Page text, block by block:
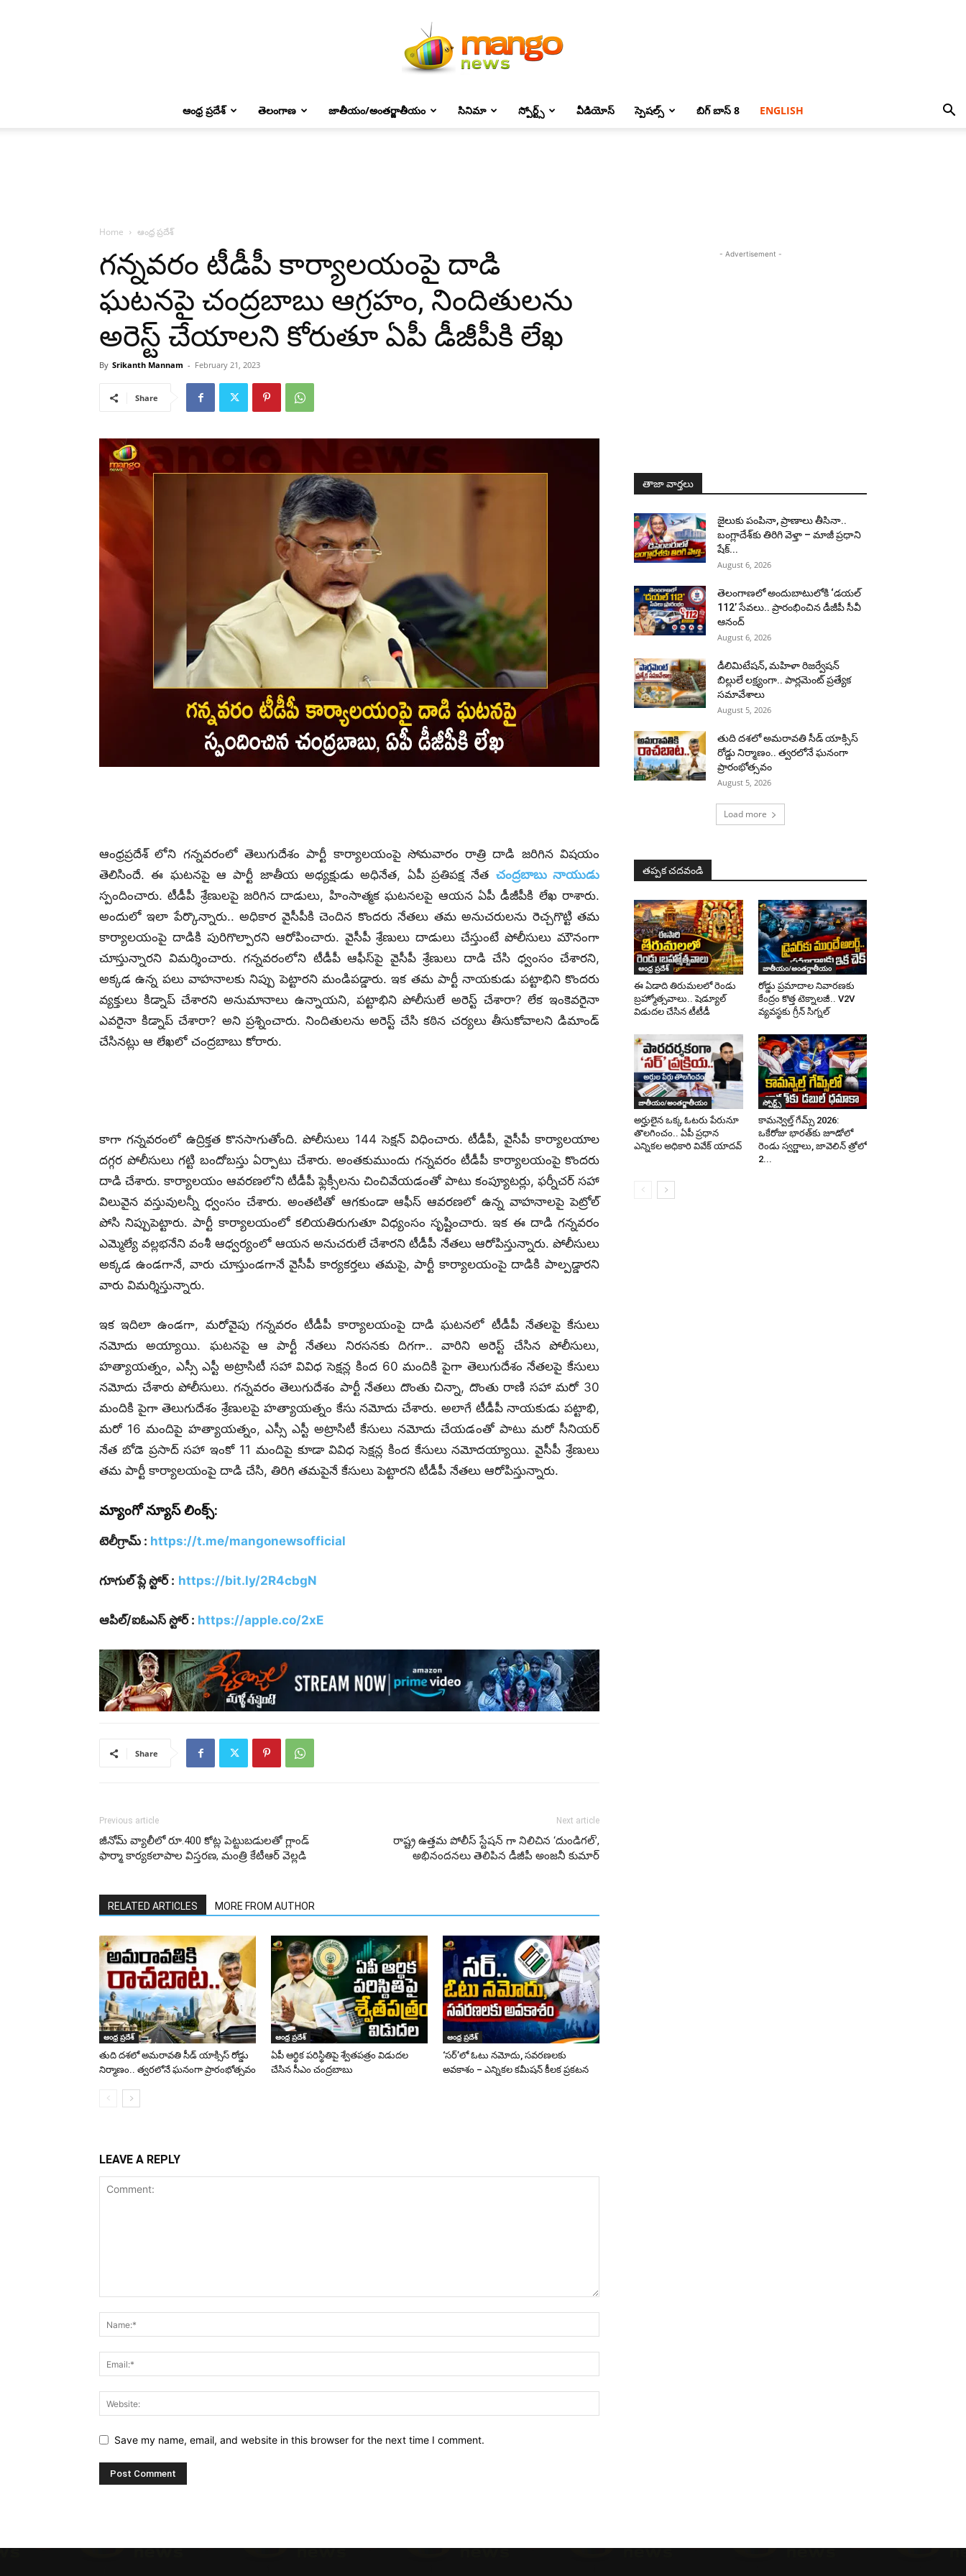
ఆంధ్ర ప్రదేశ్ తెలంగాణ జాతీయం/అంతర్జాతీయం సినిమా స్పోర్ట్స్ వీడియోస్ స్పెషల్స్ బిగ్ బాస్ 8 ENGLISH
Home ఆంధ్ర ప్రదేశ్
గన్నవరం టీడీపీ కార్యాలయంపై దాడి
ఘటనపై చంద్రబాబు ఆగ్రహం, నిందితులను
అరెస్ట్ చేయాలని కోరుతూ ఏపీ డీజీపీకి లేఖ
By Srikanth Mannam - February 21, 2023
Share
ఆంధ్రప్రదేశ్ లోని గన్నవరంలో తెలుగుదేశం పార్టీ కార్యాలయంపై సోమవారం రాత్రి దాడి జరిగిన విషయం
తెలిసిందే. ఈ ఘటనపై ఆ పార్టీ జాతీయ అధ్యక్షుడు అధినేత, ఏపీ ప్రతిపక్ష నేత చంద్రబాబు నాయుడు
స్పందించారు. టీడీపీ శ్రేణులపై జరిగిన దాడులు, హింసాత్మక ఘటనలపై ఆయన ఏపీ డీజీపీకి లేఖ రాశారు.
అందులో ఇలా పేర్కొన్నారు.. అధికార వైసీపీకి చెందిన కొందరు నేతలు తమ అనుచరులను రెచ్చగొట్టి తమ
కార్యాలయంపై దాడికి పురిగొల్పారని ఆరోపించారు. వైసీపీ శ్రేణులు దాడులు చేస్తుంటే పోలీసులు మౌనంగా
చూస్తున్నారని విమర్శించారు. గన్నవరంలోని టీడీపీ ఆఫీస్‌పై వైసీపీ శ్రేణులు దాడి చేసి ధ్వంసం చేశారని,
అక్కడ ఉన్న పలు వాహనాలకు నిప్పు పెట్టారని మండిపడ్డారు. ఇక తమ పార్టీ నాయకుడు పట్టాభిని కొందరు
వ్యక్తులు కిడ్నాప్‌ చేశారని అనుమానాలు ఉన్నాయని, పట్టాభిని పోలీసులే అరెస్ట్‌ చేశారా? లేక ఇంకెవరైనా
ఎవరైనా కిడ్నాప్‌ చేశారా? అని ప్రశ్నించారు. నిందితులను అరెస్ట్ చేసి కఠిన చర్యలు తీసుకోవాలని డిమాండ్
చేసినట్లు ఆ లేఖలో చంద్రబాబు కోరారు.
కాగా గన్నవరంలో ఉద్రిక్తత కొనసాగుతోంది. పోలీసులు 144 సెక్షన్‌ విధించారు. టీడీపీ, వైసీపీ కార్యాలయాల
దగ్గర పోలీసులు గట్టి బందోబస్తు ఏర్పాటు చేశారు. అంతకుముందు గన్నవరం టీడీపీ కార్యాలయంపై కొందరు
దాడి చేశారు. కార్యాలయం ఆవరణలోని టీడీపీ ఫ్లెక్సీలను చించివేయడంతో పాటు కంప్యూటర్లు, ఫర్నీచర్‌ సహా
విలువైన వస్తువులన్నీ ధ్వంసం చేశారు. అంతటితో ఆగకుండా ఆఫీస్ ఆవరణలో ఉన్న వాహనాలపై పెట్రోల్
పోసి నిప్పుపెట్టారు. పార్టీ కార్యాలయంలో కలియతిరుగుతూ విధ్యంసం సృష్టించారు. ఇక ఈ దాడి గన్నవరం
ఎమ్మెల్యే వల్లభనేని వంశీ ఆధ్వర్యంలో ఆయన అనుచరులే చేశారని టీడీపీ నేతలు ఆరోపిస్తున్నారు. పోలీసులు
అక్కడ ఉండగానే, వారు చూస్తుండగానే వైసీపీ కార్యకర్తలు తమపై, పార్టీ కార్యాలయంపై దాడికి పాల్పడ్డారని
వారు విమర్శిస్తున్నారు.
ఇక ఇదిలా ఉండగా, మరోవైపు గన్నవరం టీడీపీ కార్యాలయంపై దాడి ఘటనలో టీడీపీ నేతలపై కేసులు
నమోదు అయ్యాయి. ఘటనపై ఆ పార్టీ నేతలు నిరసనకు దిగగా.. వారిని అరెస్ట్‌ చేసిన పోలీసులు,
హత్యాయత్నం, ఎస్సీ ఎస్టీ అట్రాసిటీ సహా వివిధ సెక్షన్ల కింద 60 మందికి పైగా తెలుగుదేశం నేతలపై కేసులు
నమోదు చేశారు పోలీసులు. గన్నవరం తెలుగుదేశం పార్టీ నేతలు దొంతు చిన్నా, దొంతు రాణి సహా మరో 30
మందికి పైగా తెలుగుదేశం శ్రేణులపై హత్యాయత్నం కేసు నమోదు చేశారు. అలాగే టీడీపీ నాయకుడు పట్టాభి,
మరో 16 మందిపై హత్యాయత్నం, ఎస్సీ ఎస్టీ అట్రాసిటీ కేసులు నమోదు చేయడంతో పాటు మరో సీనియర్
నేత బోడె ప్రసాద్ సహా ఇంకో 11 మందిపై కూడా వివిధ సెక్షన్ల కింద కేసులు నమోదయ్యాయి. వైసీపీ శ్రేణులు
తమ పార్టీ కార్యాలయంపై దాడి చేసి, తిరిగి తమపైనే కేసులు పెట్టారని టీడీపీ నేతలు ఆరోపిస్తున్నారు.
మ్యాంగో న్యూస్ లింక్స్:
టెలీగ్రామ్ : https://t.me/mangonewsofficial
గూగుల్ ప్లే స్టోర్ : https://bit.ly/2R4cbgN
ఆపిల్/ఐఓఎస్ స్టోర్ : https://apple.co/2xE
Share
Previous article
జీనోమ్ వ్యాలీలో రూ.400 కోట్ల పెట్టుబడులతో గ్లాండ్‌
ఫార్మా కార్యకలాపాల విస్తరణ, మంత్రి కేటీఆర్ వెల్లడి
Next article
రాష్ట్ర ఉత్తమ పోలీస్ స్టేషన్ గా నిలిచిన ‘దుండిగల్‌’,
అభినందనలు తెలిపిన డీజీపీ అంజనీ కుమార్
RELATED ARTICLES MORE FROM AUTHOR
ఆంధ్ర ప్రదేశ్
తుది దశలో అమరావతి సీడ్ యాక్సిస్ రోడ్డు
నిర్మాణం.. త్వరలోనే ఘనంగా ప్రారంభోత్సవం
ఆంధ్ర ప్రదేశ్
ఏపీ ఆర్థిక పరిస్థితిపై శ్వేతపత్రం విడుదల
చేసిన సీఎం చంద్రబాబు
ఆంధ్ర ప్రదేశ్
‘సర్‌’లో ఓటు నమోదు, సవరణలకు
అవకాశం – ఎన్నికల కమీషన్ కీలక ప్రకటన
LEAVE A REPLY
Save my name, email, and website in this browser for the next time I comment.
- Advertisement -
తాజా వార్తలు
జైలుకు పంపినా, ప్రాణాలు తీసినా..
బంగ్లాదేశ్‌కు తిరిగి వెళ్తా – మాజీ ప్రధాని
షేక్...
August 6, 2026
తెలంగాణలో అందుబాటులోకి ‘డయల్
112’ సేవలు.. ప్రారంభించిన డీజీపీ సీవీ
ఆనంద్
August 6, 2026
డీలిమిటేషన్, మహిళా రిజర్వేషన్
బిల్లులే లక్ష్యంగా.. పార్లమెంట్ ప్రత్యేక
సమావేశాలు
August 5, 2026
తుది దశలో అమరావతి సీడ్ యాక్సిస్
రోడ్డు నిర్మాణం.. త్వరలోనే ఘనంగా
ప్రారంభోత్సవం
August 5, 2026
Load more
తప్పక చదవండి
ఆంధ్ర ప్రదేశ్
ఈ ఏడాది తిరుమలలో రెండు
బ్రహ్మోత్సవాలు.. షెడ్యూల్
విడుదల చేసిన టీటీడీ
జాతీయం/అంతర్జాతీయం
రోడ్డు ప్రమాదాల నివారణకు
కేంద్రం కొత్త టెక్నాలజీ.. V2V
వ్యవస్థకు గ్రీన్ సిగ్నల్
జాతీయం/అంతర్జాతీయం
అర్హులైన ఒక్క ఓటరు పేరునూ
తొలగించం.. ఏపీ ప్రధాన
ఎన్నికల అధికారి వివేక్ యాదవ్
స్పోర్ట్స్
కామన్వెల్త్ గేమ్స్ 2026:
ఒకేరోజు భారత్‌కు జూడోలో
రెండు స్వర్ణాలు, జావెలిన్‌ త్రోలో
2...